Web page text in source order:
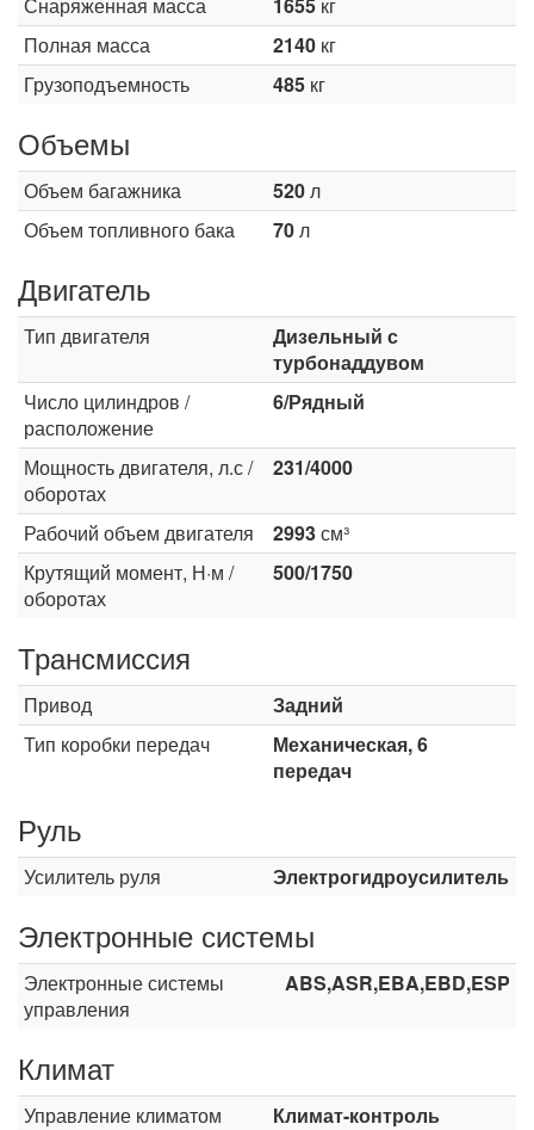
Полная масса
2140 кг
Грузоподъемность
485 кг
Объемы
Объем багажника 520л
Объем топливного бака
70л
Двигатель
Тип двигателя
Дизельный с
турбонаддувом
Число цилиндров /
расположение
6/Рядный
Мощность двигателя, л.с /
оборотах
231/4000
Рабочий объем двигателя 2993см³
Крутящий момент, Н·м /
оборотах
500/1750
Трансмиссия
Привод
Задний
Тип коробки передач
Механическая, 6
передач
Руль
Усилитель руля Электрогидроусилитель
Электронные системы
Электронные системы
управления
ABS,ASR,EBA,EBD,ESP
Климат
Управление климатом Климат-контроль